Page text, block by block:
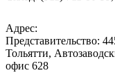
Адрес:
Представительство:
Тольятти,
офис 628